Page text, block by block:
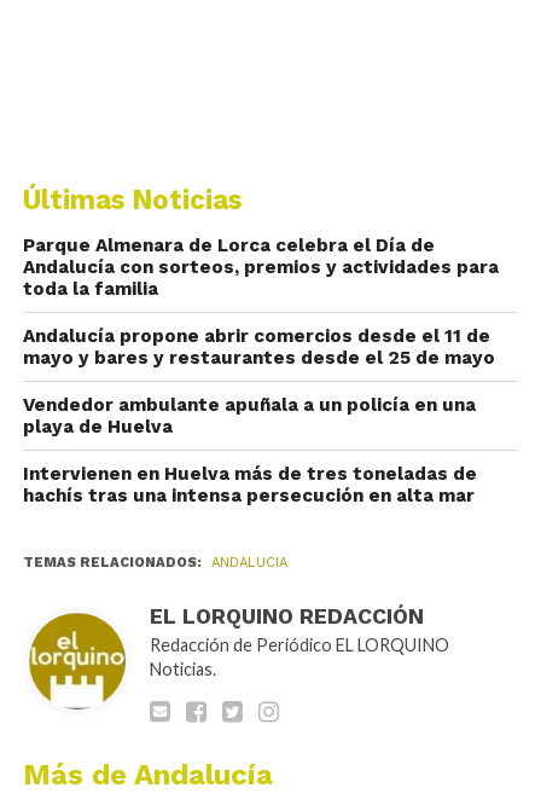
Últimas Noticias
Parque Almenara de Lorca celebra el Día de
Andalucía con sorteos, premios y actividades para
toda la familia
Andalucía propone abrir comercios desde el 11 de
mayo y bares y restaurantes desde el 25 de mayo
Vendedor ambulante apuñala a un policía en una
playa de Huelva
Intervienen en Huelva más de tres toneladas de
hachís tras una intensa persecución en alta mar
TEMAS RELACIONADOS: ANDALUCIA
EL LORQUINO REDACCIÓN
Redacción de Periódico EL LORQUINO
Noticias.
Más de Andalucía